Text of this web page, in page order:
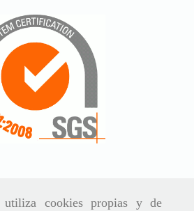
cookies propias y de